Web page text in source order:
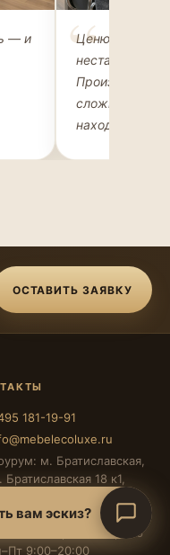
— и
Ольга
АРХИТЕКТОР-
Ценю
Производство
сложные
находит
ОСТАВИТЬ ЗАЯВКУ
181-19-91
м. Братиславская,
Братиславская 18 к1,
м. Кожуховская,
й Южнопортовый пр. 26
9:00–20:00
вам эскиз?